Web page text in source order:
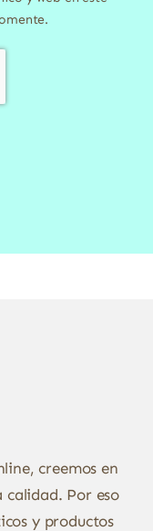
creemos en
Por eso
y productos